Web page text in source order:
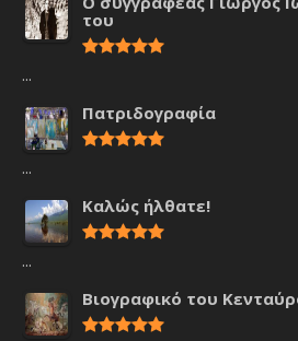
του
...
Πατριδογραφία
...
Καλώς ήλθατε!
...
Βιογραφικό του